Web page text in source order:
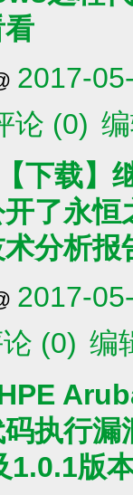
2017-
论 (0)
下载】
开了永
分析报
2017-
(0) 编
执行漏
1.0.1版